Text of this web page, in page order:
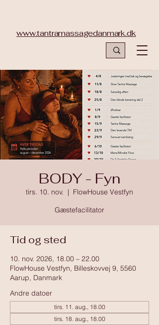
www.tantramassagedanmark.dk
BODY - Fyn
tirs. 10. nov.
  |
FlowHouse Vestfyn
Gæstefacilitator
Tid og sted
10. nov. 2026, 18.00 – 22.00
FlowHouse Vestfyn, Billeskovvej 9, 5560
Aarup, Danmark
Andre datoer
tirs. 11. aug., 18.00
tirs. 18. aug., 18.00